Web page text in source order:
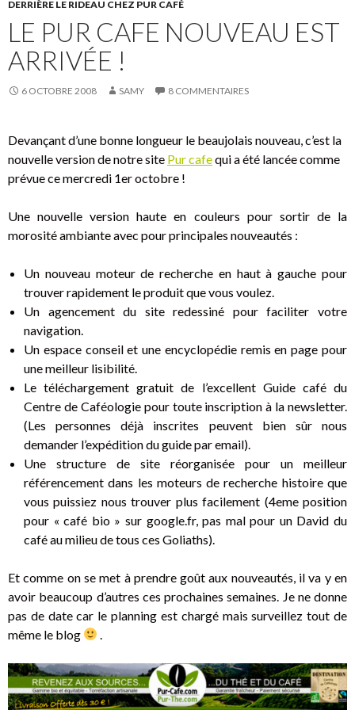
o
k
DERRIÈRE LE RIDEAU CHEZ PUR CAFÉ
LE PUR CAFE NOUVEAU EST
ARRIVÉE !
6 OCTOBRE 2008 SAMY 8 COMMENTAIRES
Devançant d’une bonne longueur le beaujolais nouveau, c’est la
nouvelle version de notre site Pur cafequi a été lancée comme
prévue ce mercredi 1er octobre !
Une nouvelle version haute en couleurs pour sortir de la
morosité ambiante avec pour principales nouveautés :
Un nouveau moteur de recherche en haut à gauche pour
trouver rapidement le produit que vous voulez.
Un agencement du site redessiné pour faciliter votre
navigation.
Un espace conseil et une encyclopédie remis en page pour
une meilleur lisibilité.
Le téléchargement gratuit de l’excellent Guide café du
Centre de Caféologie pour toute inscription à la newsletter.
(Les personnes déjà inscrites peuvent bien sûr nous
demander l’expédition du guide par email).
Une structure de site réorganisée pour un meilleur
référencement dans les moteurs de recherche histoire que
vous puissiez nous trouver plus facilement (4eme position
pour « café bio » sur google.fr, pas mal pour un David du
café au milieu de tous ces Goliaths).
Et comme on se met à prendre goût aux nouveautés, il va y en
avoir beaucoup d’autres ces prochaines semaines. Je ne donne
pas de date car le planning est chargé mais surveillez tout de
même le blog
.